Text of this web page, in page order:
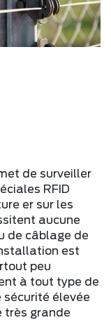
de surveiller
RFID
er sur les
aucune
de câblage de
est
peu
à tout type de
élevée
très grande